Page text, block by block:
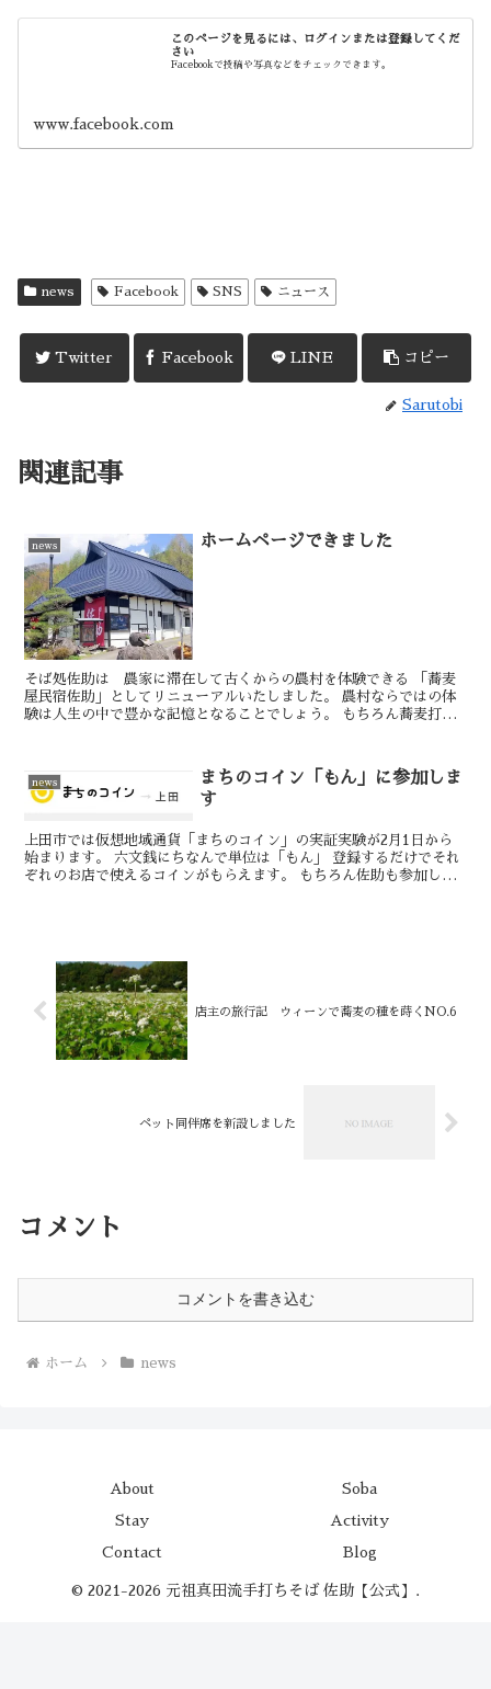
このページを見るには、ログインまたは登録してくだ
さい
Facebookで投稿や写真などをチェックできます。
www.facebook.com
news Facebook SNS ニュース
Twitter Facebook LINE コピー
Sarutobi
関連記事
news ホームページできました
そば処佐助は 農家に滞在して古くからの農村を体験できる 「蕎麦
屋民宿佐助」としてリニューアルいたしました。 農村ならではの体
験は人生の中で豊かな記憶となることでしょう。 もちろん蕎麦打ち
news
まちのコイン「もん」に参加しま
す
上田市では仮想地域通貨「まちのコイン」の実証実験が2月1日から
始まります。 六文銭にちなんで単位は「もん」 登録するだけでそれ
ぞれのお店で使えるコインがもらえます。 もちろん佐助も参加しま
店主の旅行記 ウィーンで蕎麦の種を蒔くNO.6
ペット同伴席を新設しました
コメント
コメントを書き込む
ホーム news
About Soba
Stay Activity
Contact Blog
© 2021-2026 元祖真田流手打ちそば 佐助【公式】.